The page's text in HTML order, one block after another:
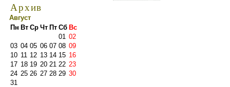
Архив
Август
Пн Вт Ср Чт Пт Сб Вс
01 02
03 04 05 06 07 08 09
10 11 12 13 14 15 16
17 18 19 20 21 22 23
24 25 26 27 28 29 30
31